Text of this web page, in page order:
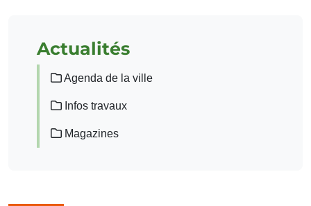
Actualités
Agenda de la ville
Infos travaux
Magazines